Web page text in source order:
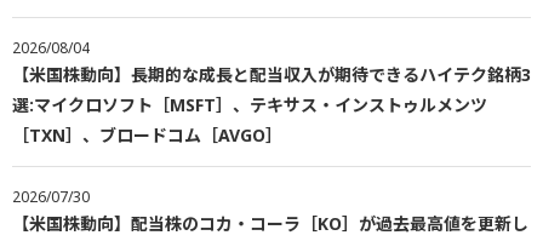
2026/08/04
【米国株動向】長期的な成長と配当収入が期待できるハイテク銘柄3
選:マイクロソフト［MSFT］、テキサス・インストゥルメンツ
［TXN］、ブロードコム［AVGO］
2026/07/30
【米国株動向】配当株のコカ・コーラ［KO］が過去最高値を更新し